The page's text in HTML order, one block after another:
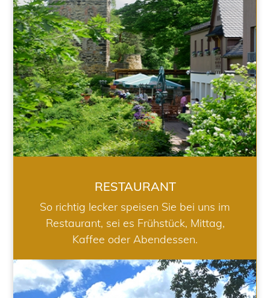
RESTAURANT
RESTAURANT
So richtig lecker speisen Sie bei uns im
Restaurant, sei es Frühstück, Mittag,
Kaffee oder Abendessen.